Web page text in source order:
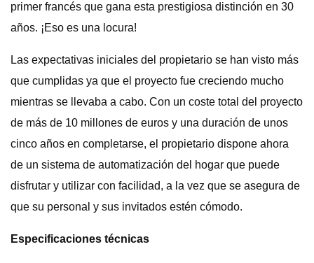
primer francés que gana esta prestigiosa distinción en 30
años. ¡Eso es una locura!
Las expectativas iniciales del propietario se han visto más
que cumplidas ya que el proyecto fue creciendo mucho
mientras se llevaba a cabo. Con un coste total del proyecto
de más de 10 millones de euros y una duración de unos
cinco años en completarse, el propietario dispone ahora
de un sistema de automatización del hogar que puede
disfrutar y utilizar con facilidad, a la vez que se asegura de
que su personal y sus invitados estén cómodo.
Especificaciones técnicas